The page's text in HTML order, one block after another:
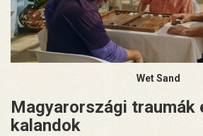
Wet Sand
Magyarországi traumák
kalandok